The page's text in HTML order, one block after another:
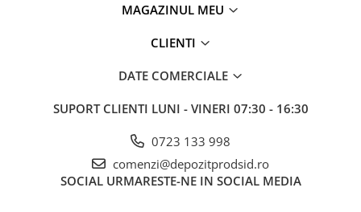
producătorului și lotul/dată fabricației.
din ambalajul înfoliat pe paleți de lemn, fracția care rămâne
MAGAZINUL MEU
CLIENTI
DATE COMERCIALE
SUPORT CLIENTI LUNI - VINERI 07:30 - 16:30
0723 133 998
comenzi@depozitprodsid.ro
SOCIAL URMARESTE-NE IN SOCIAL MEDIA